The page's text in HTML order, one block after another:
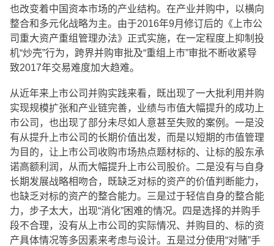
也改变着中国资本市场的产业结构。在产业并购中，以横向
整合和多元化战略为主。由于2016年9月修订后的《上市公
司重大资产重组管理办法》正式实施，在一定程度上抑制投
机“炒壳”行为，跨界并购审批及“重组上市”审批不断收紧导
致2017年交易难度加大趋难。
从近年来上市公司并购实践来看，既出现了一大批利用并购
实现规模扩张和产业链完善，业绩与市值大幅提升的成功上
市公司，也出现了部分未尽如人意甚至失败的案例。一是没
有从提升上市公司的长期价值出发，而是以短期的市值管理
为目的，让上市公司收购市场热点题材标的、让标的股东承
诺高额利润，从而大幅提升上市公司股价。二是没有与自身
长期发展战略相吻合，既缺乏对标的资产的价值判断能力，
也缺乏对标的资产的整合能力。三是过于轻信自身的整合能
力，步子太大，出现“消化”困难的情况。四是选择的并购手
段不合理，没有从上市公司的实际情况、并购目的、标的资
产具体情况等多因素来考虑与设计。五是过分使用“对赌”手